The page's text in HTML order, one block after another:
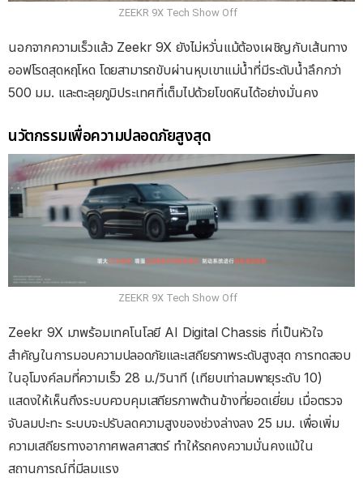
ZEEKR 9X Tech Show Off
นอกจากความเร็วแล้ว Zeekr 9X ยังไม่หวั่นแม้ต้องเผชิญกับเส้นทาง
ออฟโรดสุดหฤโหด โดยสามารถขับผ่านหุบเขาแม่น้ำที่มีระดับน้ำลึกกว่า
500 มม. และตะลุยภูมิประเทศที่เต็มไปด้วยโขดหินได้อย่างมั่นคง
นวัตกรรมเพื่อความปลอดภัยสูงสุด
ZEEKR 9X Tech Show Off
Zeekr 9X มาพร้อมเทคโนโลยี AI Digital Chassis ที่เป็นหัวใจ
สำคัญในการมอบความปลอดภัยและเสถียรภาพระดับสูงสุด การทดสอบ
ในอุโมงค์ลมที่ความเร็ว 28 ม./วินาที (เทียบเท่าลมพายุระดับ 10)
แสดงให้เห็นถึงระบบควบคุมเสถียรภาพด้านข้างที่ยอดเยี่ยม เมื่อตรวจ
จับลมปะทะ ระบบจะปรับลดความสูงของช่วงล่างลง 25 มม. เพื่อเพิ่ม
ความเสถียรทางอากาศพลศาสตร์ ทำให้รถคงความมั่นคงแม้ใน
สถานการณ์ที่มีลมแรง